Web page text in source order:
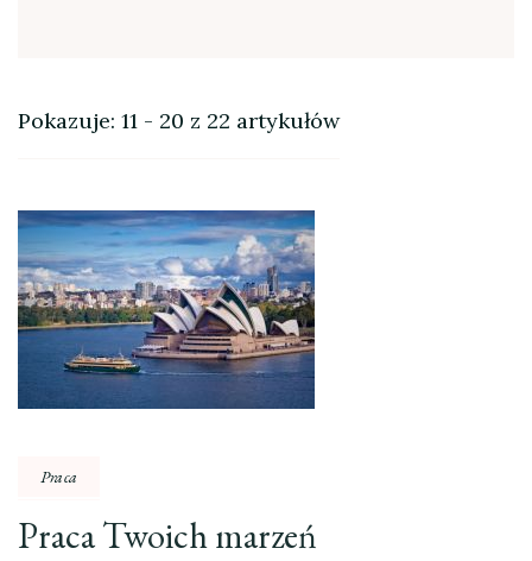
Pokazuje: 11 - 20 z 22 artykułów
Praca
Praca Twoich marzeń